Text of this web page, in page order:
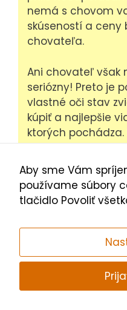
nemá s chovom
skúseností a ceny
chovateľa.
Ani chovateľ však
seriózny! Preto je
vlastné oči stav
kúpiť a najlepšie
ktorých
pozornosť tomu,
hnačku, výtok z očí
anomálie, ktoré
zdravotný
vždy nutné
mohlo opustiť
domov.
Aby sme Vám
používame súbory
tlačidlo Povoliť